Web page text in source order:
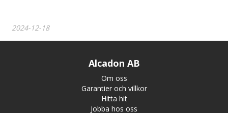
2024-12-18
Alcadon AB
Om oss
Garantier och villkor
Hitta hit
Jobba hos oss